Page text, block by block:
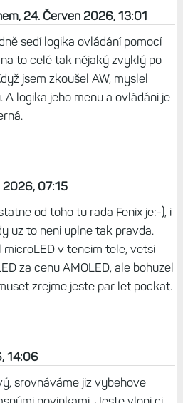
24. Červen 2026, 13:01
sedí logika ovládání pomocí
to celé tak nějaký zvyklý po
jsem zkoušel AW, myslel
A logika jeho menu a ovládání je
2026, 07:15
od toho tu rada Fenix je:-), i
uz to neni uplne tak pravda.
v tencim tele, vetsi
za cenu AMOLED, ale bohuzel
zrejme jeste par let pockat.
14:06
srovnáváme jiz vybehove